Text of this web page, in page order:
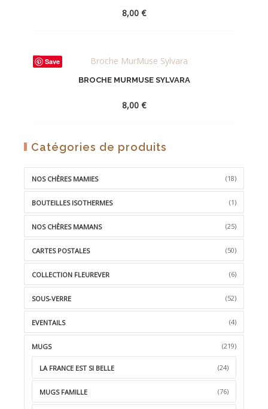
8,00 €
LA
Save
BROCHE MURMUSE SYLVARA
8,00 €
Catégories de produits
NOS CHÈRES MAMIES (18)
BOUTEILLES ISOTHERMES (1)
NOS CHÈRES MAMANS (25)
CARTES POSTALES (50)
COLLECTION FLEUREVER (6)
SOUS-VERRE (52)
EVENTAILS (4)
MUGS (219)
LA FRANCE EST SI BELLE (24)
MUGS FAMILLE (76)